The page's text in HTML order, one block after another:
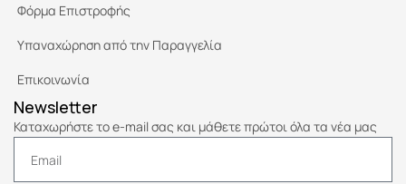
Φόρμα Επιστροφής
Υπαναχώρηση από την Παραγγελία
Επικοινωνία
Newsletter
Καταχωρήστε το e-mail σας και μάθετε πρώτοι όλα τα νέα μας